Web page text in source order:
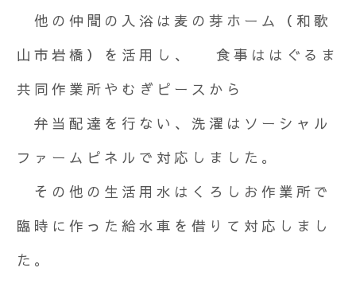
他の仲間の入浴は麦の芽ホーム（和歌
山市岩橋）を活用し、 食事ははぐるま
共同作業所やむぎピースから
弁当配達を行ない、洗濯はソーシャル
ファームピネルで対応しました。
その他の生活用水はくろしお作業所で
臨時に作った給水車を借りて対応しまし
た。